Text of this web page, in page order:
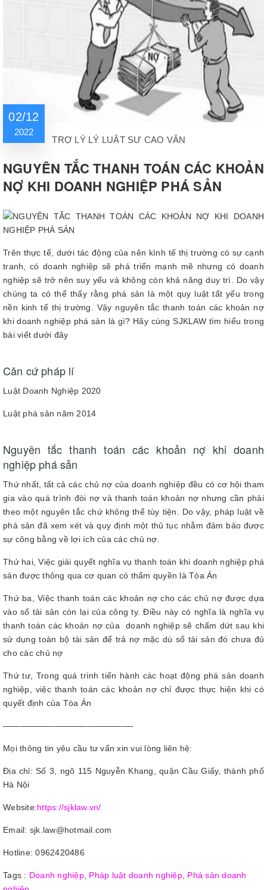
02/12
2022
TRỢ LÝ LÝ LUẬT SƯ CAO VÂN
NGUYÊN TẮC THANH TOÁN CÁC KHOẢN
NỢ KHI DOANH NGHIỆP PHÁ SẢN
Trên thực tế, dưới tác động của nên kình tế thị trường có sự cạnh
tranh, có doanh nghiệp sẽ phá triển mạnh mẽ nhưng có doanh
nghiệp sẽ trở nên suy yếu và không còn khả năng duy trì. Do vậy
chúng ta có thể thấy rằng phá sản là một quy luật tất yếu trong
nền kinh tế thị trường. Vậy nguyên tắc thanh toán các khoản nợ
khi doanh nghiệp phá sản là gì? Hãy cùng SJKLAW tìm hiểu trong
bài viết dưới đây
Căn cứ pháp lí
Luật Doanh Nghiệp 2020
Luật phá sản năm 2014
Nguyên tắc thanh toán các khoản nợ khi doanh
nghiệp phá sản
Thứ nhất, tất cả các chủ nợ của doanh nghiệp đều có cơ hội tham
gia vào quá trình đòi nợ và thanh toán khoản nợ nhưng cần phải
theo một nguyên tắc chứ không thể tùy tiện. Do vậy, pháp luật về
phá sản đã xem xét và quy định một thủ tục nhằm đảm bảo được
sự công bằng về lợi ích của các chủ nợ.
Thứ hai, Việc giải quyết nghĩa vụ thanh toán khi doanh nghiệp phá
sản được thông qua cơ quan có thẩm quyền là Tòa Án
Thứ ba, Việc thanh toán các khoản nợ cho các chủ nợ được dựa
vào số tài sản còn lại của công ty. Điều này có nghĩa là nghĩa vụ
thanh toán các khoản nợ của doanh nghiệp sẽ chấm dứt sau khi
sử dụng toàn bộ tài sản để trả nợ mặc dù số tài sản đó chưa đủ
cho các chủ nợ
Thứ tư, Trong quá trình tiến hành các hoạt động phá sản doanh
nghiệp, việc thanh toán các khoản nợ chỉ được thực hiện khi có
quyết định của Tòa Án
———————————————-
Mọi thông tin yêu cầu tư vấn xin vui lòng liên hệ:
Địa chỉ: Số 3, ngõ 115 Nguyễn Khang, quận Cầu Giấy, thành phố
Hà Nội
Website:https://sjklaw.vn/
Email: sjk.law@hotmail.com
Hotline: 0962420486
Tags : Doanh nghiệp, Pháp luật doanh nghiệp, Phá sản doanh